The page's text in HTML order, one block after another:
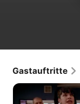
Gastauftritte